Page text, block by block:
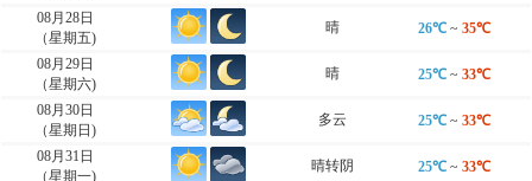
08月28日
（星期五)
晴 26℃ ~ 35℃
08月29日
（星期六)
晴 25℃ ~ 33℃
08月30日
（星期日)
多云 25℃ ~ 33℃
08月31日
（星期一)
晴转阴 25℃ ~ 33℃